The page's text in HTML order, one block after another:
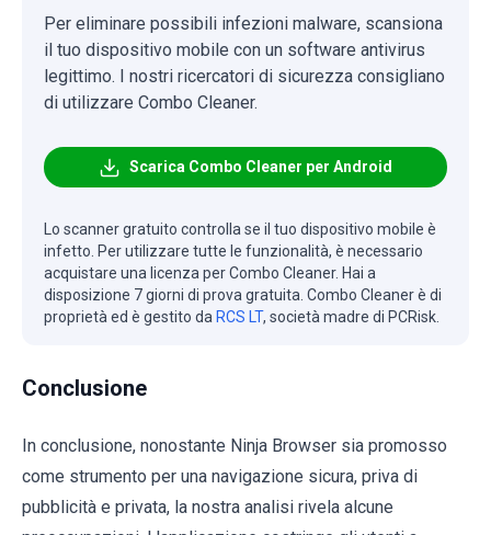
Per eliminare possibili infezioni malware, scansiona
il tuo dispositivo mobile con un software antivirus
legittimo. I nostri ricercatori di sicurezza consigliano
di utilizzare Combo Cleaner.
Scarica Combo Cleaner per Android
Lo scanner gratuito controlla se il tuo dispositivo mobile è
infetto. Per utilizzare tutte le funzionalità, è necessario
acquistare una licenza per Combo Cleaner. Hai a
disposizione 7 giorni di prova gratuita. Combo Cleaner è di
proprietà ed è gestito da RCS LT, società madre di PCRisk.
Conclusione
In conclusione, nonostante Ninja Browser sia promosso
come strumento per una navigazione sicura, priva di
pubblicità e privata, la nostra analisi rivela alcune